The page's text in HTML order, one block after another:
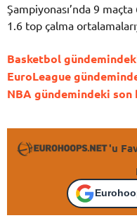
Şampiyonası’nda 9
1.6 top çalma
Basketbol
EuroLeague
NBA gündemindeki son
'u